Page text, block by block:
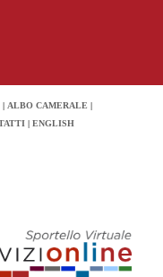
ALBO CAMERALE
ENGLISH